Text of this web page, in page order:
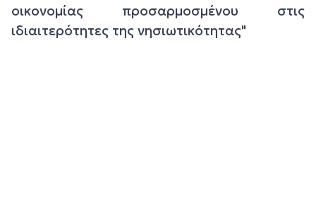
οικονομίας προσαρμοσμένου στις
ιδιαιτερότητες της νησιωτικότητας"